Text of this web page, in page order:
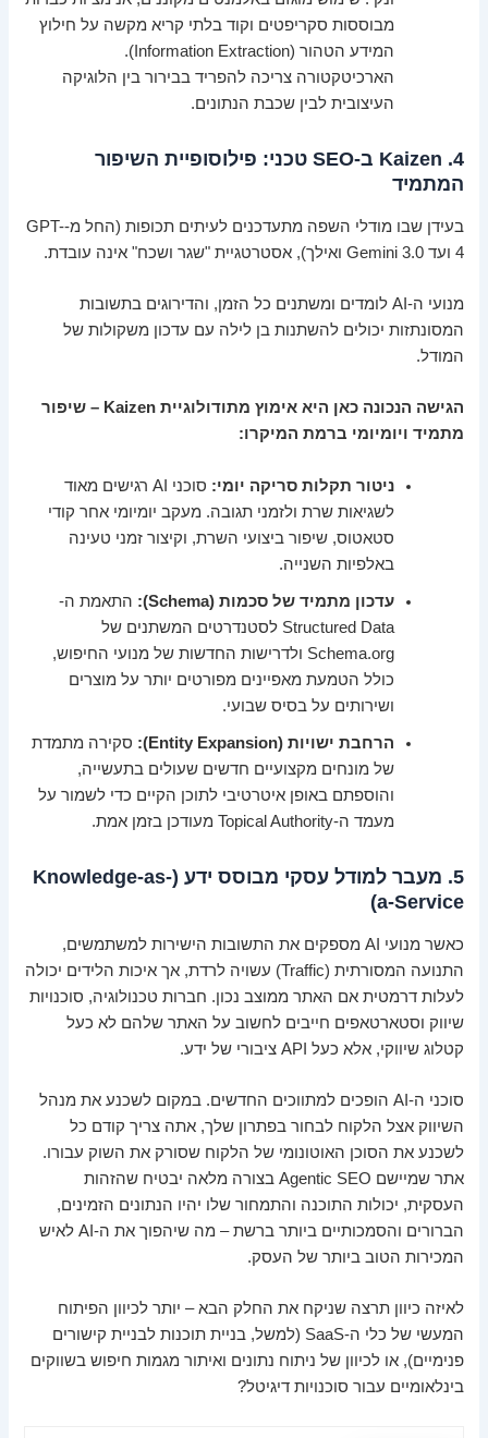
מבוססות סקריפטים וקוד בלתי קריא מקשה על חילוץ
המידע הטהור (Information Extraction).
הארכיטקטורה צריכה להפריד בבירור בין הלוגיקה
העיצובית לבין שכבת הנתונים.
4. Kaizen ב-SEO טכני: פילוסופיית השיפור
המתמיד
בעידן שבו מודלי השפה מתעדכנים לעיתים תכופות (החל מ-GPT-
4 ועד Gemini 3.0 ואילך), אסטרטגיית "שגר ושכח" אינה עובדת.
מנועי ה-AI לומדים ומשתנים כל הזמן, והדירוגים בתשובות
המסונתזות יכולים להשתנות בן לילה עם עדכון משקולות של
המודל.
הגישה הנכונה כאן היא אימוץ מתודולוגיית Kaizen – שיפור
מתמיד ויומיומי ברמת המיקרו:
ניטור תקלות סריקה יומי:
סוכני AI רגישים מאוד
לשגיאות שרת ולזמני תגובה. מעקב יומיומי אחר קודי
סטאטוס, שיפור ביצועי השרת, וקיצור זמני טעינה
באלפיות השנייה.
עדכון מתמיד של סכמות (Schema):
התאמת ה-
Structured Data לסטנדרטים המשתנים של
Schema.org ולדרישות החדשות של מנועי החיפוש,
כולל הטמעת מאפיינים מפורטים יותר על מוצרים
ושירותים על בסיס שבועי.
הרחבת ישויות (Entity Expansion):
סקירה מתמדת
של מונחים מקצועיים חדשים שעולים בתעשייה,
והוספתם באופן איטרטיבי לתוכן הקיים כדי לשמור על
מעמד ה-Topical Authority מעודכן בזמן אמת.
5. מעבר למודל עסקי מבוסס ידע (Knowledge-as-
a-Service)
כאשר מנועי AI מספקים את התשובות הישירות למשתמשים,
התנועה המסורתית (Traffic) עשויה לרדת, אך איכות הלידים יכולה
לעלות דרמטית אם האתר ממוצב נכון. חברות טכנולוגיה, סוכנויות
שיווק וסטארטאפים חייבים לחשוב על האתר שלהם לא כעל
קטלוג שיווקי, אלא כעל API ציבורי של ידע.
סוכני ה-AI הופכים למתווכים החדשים. במקום לשכנע את מנהל
השיווק אצל הלקוח לבחור בפתרון שלך, אתה צריך קודם כל
לשכנע את הסוכן האוטונומי של הלקוח שסורק את השוק עבורו.
אתר שמיישם Agentic SEO בצורה מלאה יבטיח שהזהות
העסקית, יכולות התוכנה והתמחור שלו יהיו הנתונים הזמינים,
הברורים והסמכותיים ביותר ברשת – מה שיהפוך את ה-AI לאיש
המכירות הטוב ביותר של העסק.
לאיזה כיוון תרצה שניקח את החלק הבא – יותר לכיוון הפיתוח
המעשי של כלי ה-SaaS (למשל, בניית תוכנות לבניית קישורים
פנימיים), או לכיוון של ניתוח נתונים ואיתור מגמות חיפוש בשווקים
בינלאומיים עבור סוכנויות דיגיטל?